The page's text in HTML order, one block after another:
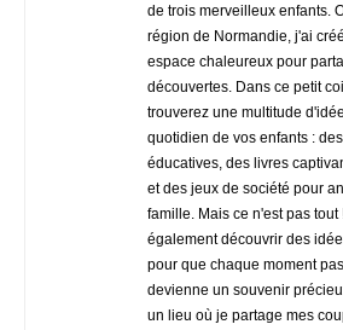
de trois merveilleux enfants.
région de Normandie, j'ai
espace chaleureux pour
découvertes. Dans ce petit
trouverez une multitude
quotidien de vos enfants :
éducatives, des livres
et des jeux de société pour
famille. Mais ce n'est pas tout
également découvrir des
pour que chaque moment
devienne un souvenir
un lieu où je partage mes